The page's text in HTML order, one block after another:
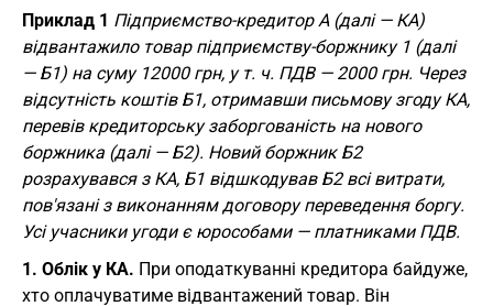
Приклад 1 Підприємство-кредитор А (далі — КА)
відвантажило товар підприємству-боржнику 1 (далі
— Б1) на суму 12000 грн, у т. ч. ПДВ — 2000 грн. Через
відсутність коштів Б1, отримавши письмову згоду КА,
перевів кредиторську заборгованість на нового
боржника (далі — Б2). Новий боржник Б2
розрахувався з КА, Б1 відшкодував Б2 всі витрати,
пов'язані з виконанням договору переведення боргу.
Усі учасники угоди є юрособами — платниками ПДВ.
1. Облік у КА. При оподаткуванні кредитора байдуже,
хто оплачуватиме відвантажений товар. Він